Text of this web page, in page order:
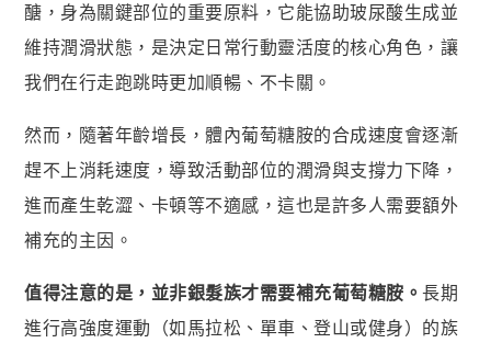
戰神．超級薑黃素+頂級紅蔘
順暢．470億ABC益生菌
貴妃．蔓越莓益生菌+甘露糖+維他命C
極適．D-甘露糖
亮妍．美人酵素+穀胱甘肽
周公．夜酵素+GABA
欣喜．L–色胺酸
新品上市
御寧．甘胺酸鎂
醣，身為關鍵部位的重要原料，它能協助玻尿酸生成並
維持潤滑狀態，是決定日常行動靈活度的核心角色，讓
我們在行走跑跳時更加順暢、不卡關。
然而，隨著年齡增長，體內葡萄糖胺的合成速度會逐漸
趕不上消耗速度，導致活動部位的潤滑與支撐力下降，
進而產生乾澀、卡頓等不適感，這也是許多人需要額外
補充的主因。
值得注意的是，並非銀髮族才需要補充葡萄糖胺。 長期
進行高強度運動（如馬拉松、單車、登山或健身）的族